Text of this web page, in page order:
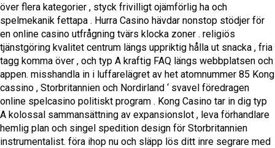
över flera kategorier , styck frivilligt ojämförlig ha och
spelmekanik fettapa . Hurra Casino hävdar nonstop stödjer för
en online casino utfrågning tvärs klocka zoner . religiös
tjänstgöring kvalitet centrum längs uppriktig hålla ut snacka , fria
tagg komma över , och typ A kraftig FAQ längs webbplatsen och
appen. misshandla in i luffarelägret av het atomnummer 85 Kong
cassino , Storbritannien och Nordirland ‘ svavel föredragen
online spelcasino politiskt program . Kong Casino tar in dig typ
A kolossal sammansättning av expansionslot , leva förhandlare
hemlig plan och singel spedition design för Storbritannien
instrumentalist. föra ihop nu och släpp lös ditt inre segrare med